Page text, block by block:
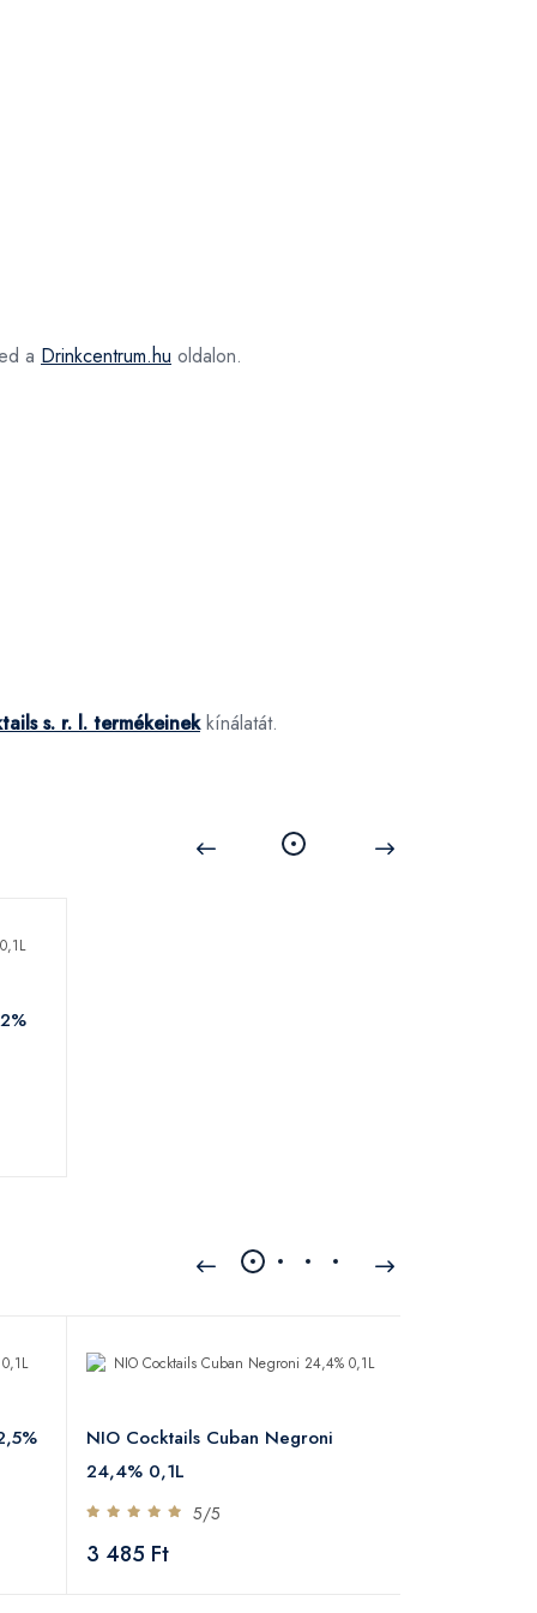
a Drinkcentrum.hu oldalon.
s. r. l. termékeinekkínálatát.
NIO Cocktails Cuban Negroni
24,4% 0,1L
5/5
3 485 Ft